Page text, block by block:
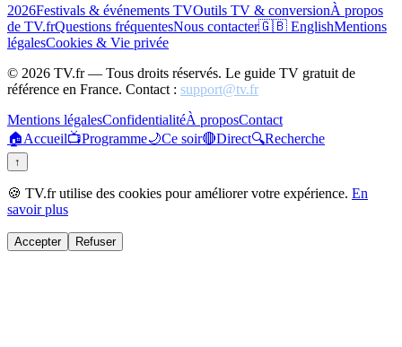
2026Festivals & événements TVOutils TV & conversionÀ propos
de TV.frQuestions fréquentesNous contacter🇬🇧 EnglishMentions
légalesCookies & Vie privée
© 2026 TV.fr — Tous droits réservés. Le guide TV gratuit de
référence en France. Contact : support@tv.fr
Mentions légalesConfidentialitéÀ proposContact
🏠Accueil📺Programme🌙Ce soir🔴Direct🔍Recherche
↑
🍪 TV.fr utilise des cookies pour améliorer votre expérience. En
savoir plus
Accepter Refuser